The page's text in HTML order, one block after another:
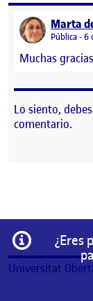
Marta
Visibilidad:
Pública 6
Muchas
Lo siento,
comentario.
Información
¿Eres
Universitat